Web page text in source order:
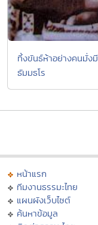
ทิ้งขันธ์ห้าอย่างคนมั่ง
ธัมมธโร
หน้าแรก
ทีมงานธรรมะไทย
แผนผังเว็บไซต์
ค้นหาข้อมูล